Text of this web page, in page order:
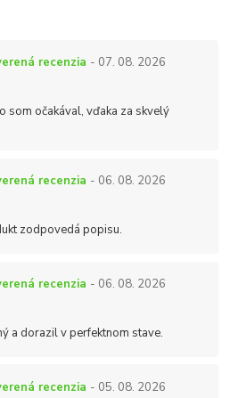
recenzia - 07. 08. 2026
som očakával, vďaka za skvelý
recenzia - 06. 08. 2026
zodpovedá popisu.
recenzia - 06. 08. 2026
a dorazil v perfektnom stave.
recenzia - 05. 08. 2026